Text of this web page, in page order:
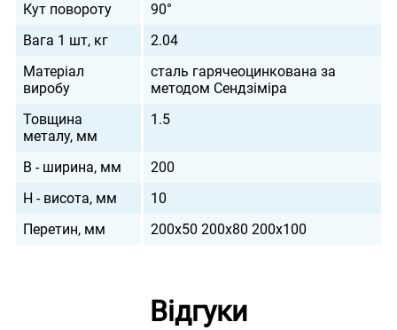
Кут повороту
90°
Вага 1 шт, кг
2.04
Матеріал
виробу
сталь гарячеоцинкована за
методом Сендзіміра
Товщина
металу, мм
1.5
B - ширина, мм
200
H - висота, мм
10
Перетин, мм
200х50 200х80 200х100
Відгуки